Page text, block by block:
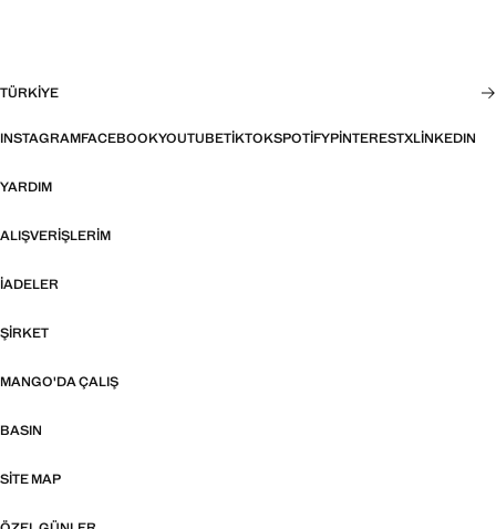
TÜRKIYE
INSTAGRAMFACEBOOKYOUTUBETIKTOKSPOTIFYPINTERESTXLINKEDIN
YARDIM
ALIŞVERIŞLERIM
İADELER
ŞIRKET
MANGO'DA ÇALIŞ
BASIN
SITE MAP